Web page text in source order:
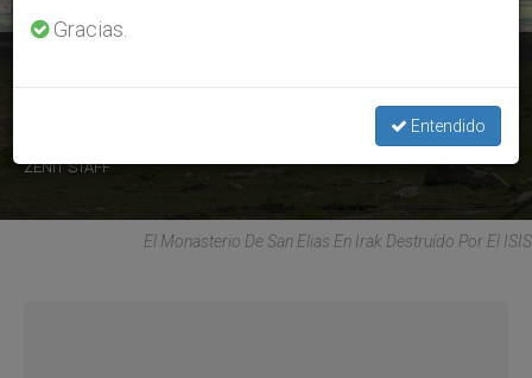
ZENIT STAFF
El Monasterio De San Elias En Irak Destruído Por El ISIS
Gracias.
Entendido